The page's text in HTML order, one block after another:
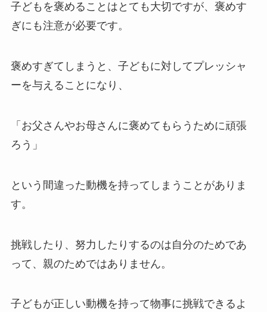
子どもを褒めることはとても大切ですが、褒めす
ぎにも注意が必要です。
褒めすぎてしまうと、子どもに対してプレッシャ
ーを与えることになり、
「お父さんやお母さんに褒めてもらうために頑張
ろう」
という間違った動機を持ってしまうことがありま
す。
挑戦したり、努力したりするのは自分のためであ
って、親のためではありません。
子どもが正しい動機を持って物事に挑戦できるよ